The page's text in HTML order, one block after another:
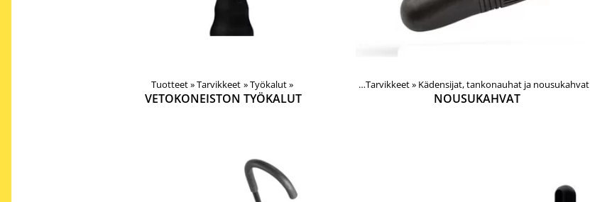
Tuotteet‪»Tarvikkeet ‪»Työkalut‪»
VETOKONEISTON TYÖKALUT
‪» Tarvikkeet‪» Kädensijat, tankonauhat ja nousukahvat
NOUSUKAHVAT